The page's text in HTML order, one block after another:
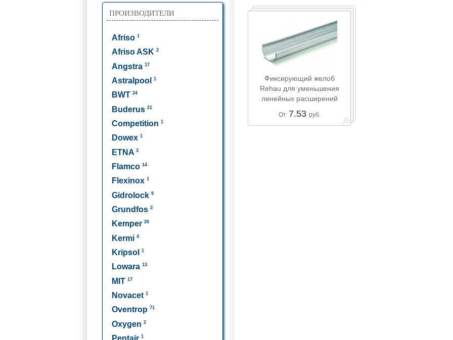
ПРОИЗВОДИТЕЛИ
Afriso 1
Afriso ASK 2
Angstra 17
Astralpool 1
BWT 24
Buderus 21
Competition 1
Dowex 1
ETNA 3
Flamco 14
Flexinox 1
Gidrolock 9
Grundfos 3
Kemper 26
Kermi 4
Kripsol 1
Lowara 13
MIT 17
Novacet 1
Oventrop 71
Oxygen 2
1
Фиксирующий желоб
Rehau для уменьшения
линейных расширений
От7.53 руб.